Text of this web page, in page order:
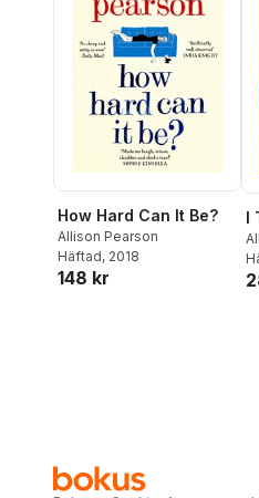
How Hard Can It Be?
Allison Pearson
Häftad, 2018
148 kr
I